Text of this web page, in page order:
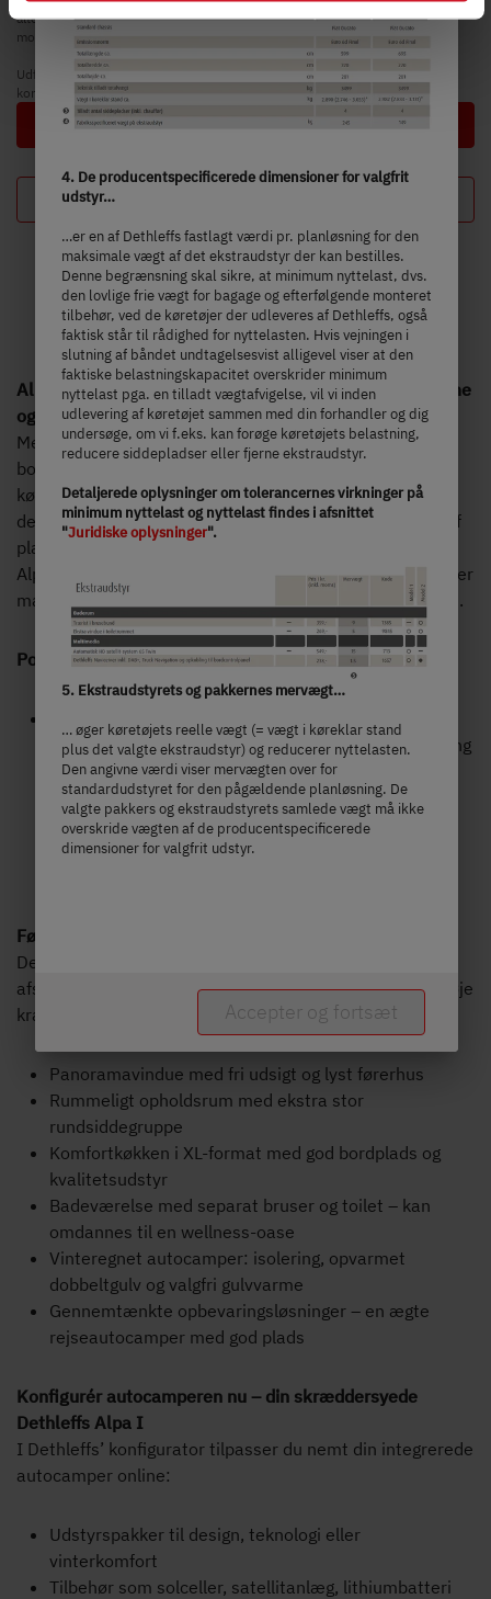
and not required to use our website. You can view your
selected settings at any time as well as deselect or
change them later (such as by using the fingerprint button
at the bottom left of the website). You can find further
information in our Privacy Policy.
alternative chassis samt især vægten af evt. obligatoriske tungere
motorvarianter (f.eks. 180 hK) fratrækkes.
Udførlige oplysninger og forklaringer vedrørende vægten og køretøjets
konfiguration findes ved at klikke på overskriften " Vægtoplysninger
Næste trin
Alpa I modeller – integreret XL-autocamper med charme
og karakter
Med den markante panorama-forrude og det åbne
boligkoncept byder Alpa I ikke kun på en særlig
køreoplevelse, men også på gennemtænkt komfort –
designet til par, der værdsætter luksus, stil og masser af
plads.
Alpa I er en integreret rejseautocamper til par, der ønsker
maksimal komfort i en XL-autocamper med enkeltsenge.
Populær variant:
en totallængde på 855 cm tilbyder denne planløsning
en imponerende rumfornemmelse, flydende
overgange, et rummeligt L-formet køkken med soft-
close skuffer, gasovn og 142-liters køleskab – samt
et badeværelse med separat bruser, spejlskab og
Førsteklasses udstyr for maksimal komfort
Den integrerede Alpa forener luksus og camping på en
afslappet og stilfuld måde – ideel til lange rejser med høje
krav:
Panoramavindue med fri udsigt og lyst førerhus
Rummeligt opholdsrum med ekstra stor
rundsiddegruppe
Komfortkøkken i XL-format med god bordplads og
kvalitetsudstyr
Badeværelse med separat bruser og toilet – kan
omdannes til en wellness-oase
Vinteregnet autocamper: isolering, opvarmet
dobbeltgulv og valgfri gulvvarme
Gennemtænkte opbevaringsløsninger – en ægte
rejseautocamper med god plads
Konfigurér autocamperen nu – din skræddersyede
Dethleffs Alpa I
I Dethleffs’ konfigurator tilpasser du nemt din integrerede
autocamper online:
Udstyrspakker til design, teknologi eller
vinterkomfort
Tilbehør som solceller, satellitanlæg, lithiumbatteri
4. De producentspecificerede dimensioner for valgfrit
udstyr…
…er en af Dethleffs fastlagt værdi pr. planløsning for den
maksimale vægt af det ekstraudstyr der kan bestilles.
Denne begrænsning skal sikre, at minimum nyttelast, dvs.
den lovlige frie vægt for bagage og efterfølgende monteret
tilbehør, ved de køretøjer der udleveres af Dethleffs, også
faktisk står til rådighed for nyttelasten. Hvis vejningen i
slutning af båndet undtagelsesvist alligevel viser at den
faktiske belastningskapacitet overskrider minimum
nyttelast pga. en tilladt vægtafvigelse, vil vi inden
udlevering af køretøjet sammen med din forhandler og dig
undersøge, om vi f.eks. kan forøge køretøjets belastning,
reducere siddepladser eller fjerne ekstraudstyr.
Detaljerede oplysninger om tolerancernes virkninger på
minimum nyttelast og nyttelast findes i afsnittet
"Juridiske oplysninger".
5. Ekstraudstyrets og pakkernes mervægt…
… øger køretøjets reelle vægt (= vægt i køreklar stand
plus det valgte ekstraudstyr) og reducerer nyttelasten.
Den angivne værdi viser mervægten over for
standardudstyret for den pågældende planløsning. De
valgte pakkers og ekstraudstyrets samlede vægt må ikke
overskride vægten af de producentspecificerede
dimensioner for valgfrit udstyr.
Accepter og fortsæt